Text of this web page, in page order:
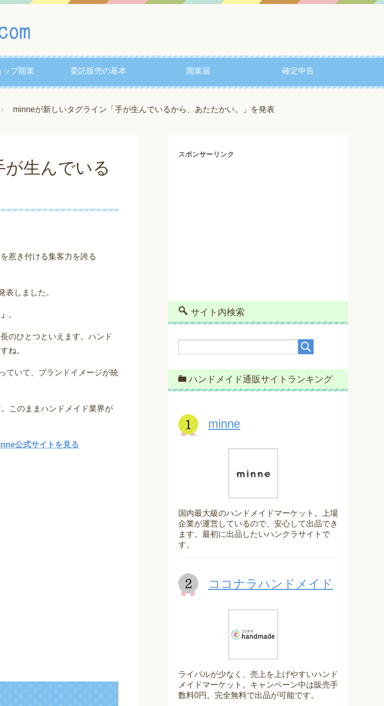
ップ開業 委託販売の基本 開業届 確定申告
minneが新しいタグライン「手が生んでいるから、あたたかい。」を発表
生んでいる
惹き付ける集客力を誇る
表しました。
。
のひとつといえます。ハンド
ね。
ていて、ブランドイメージが統
このままハンドメイド業界が
公式サイトを見る
スポンサーリンク
サイト内検索
ハンドメイド通販サイトランキング
minne
国内最大級のハンドメイドマーケット。上場
企業が運営しているので、安心して出品でき
ます。最初に出品したいハンクラサイトで
す。
ココナラハンドメイド
ライバルが少なく、売上を上げやすいハンド
メイドマーケット。キャンペーン中は販売手
数料0円。完全無料で出品が可能です。